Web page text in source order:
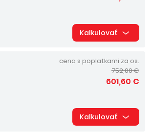
Kalkulovať
cena s poplatkami za os.
752,00 €
601,60 €
Kalkulovať